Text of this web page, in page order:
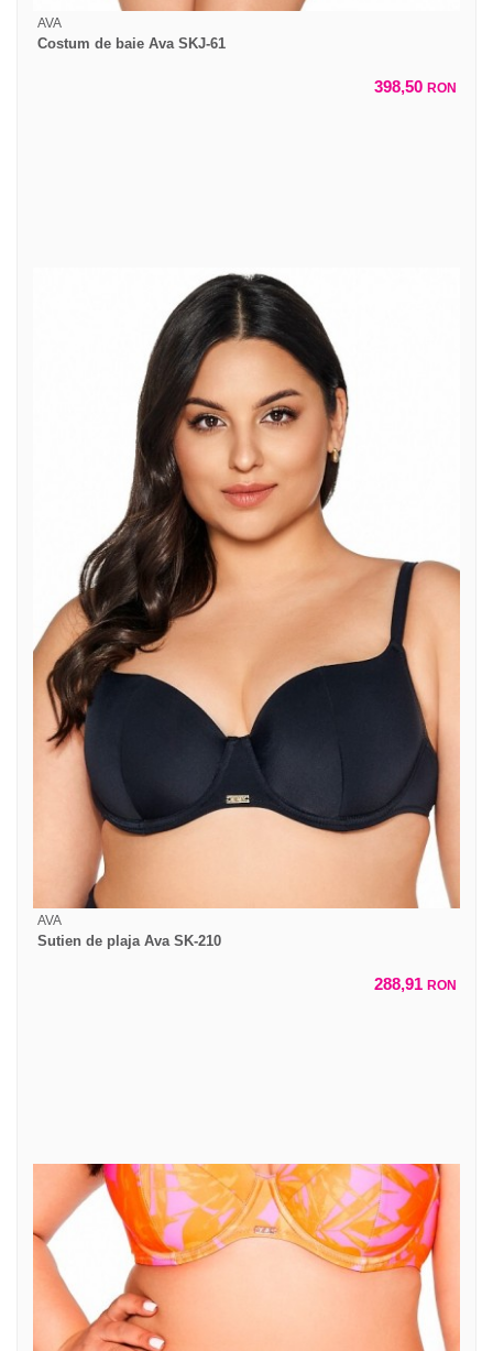
AVA
Costum de baie Ava SKJ-61
398,50 RON
AVA
Sutien de plaja Ava SK-210
288,91 RON